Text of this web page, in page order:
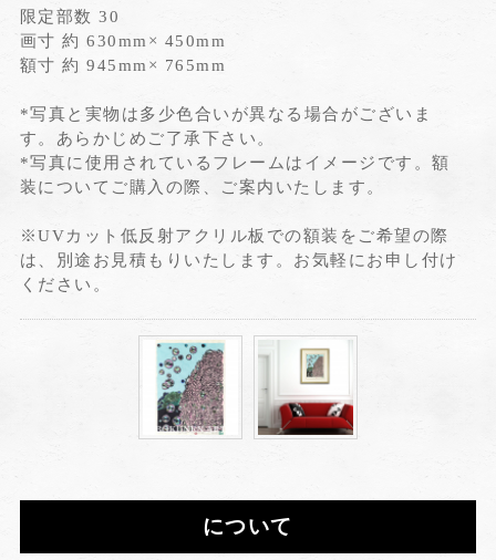
限定部数 30
画寸 約 630mm× 450mm
額寸 約 945mm× 765mm
*写真と実物は多少色合いが異なる場合がございま
す。あらかじめご了承下さい。
*写真に使用されているフレームはイメージです。額
装についてご購入の際、ご案内いたします。
※UVカット低反射アクリル板での額装をご希望の際
は、別途お見積もりいたします。お気軽にお申し付け
ください。
について